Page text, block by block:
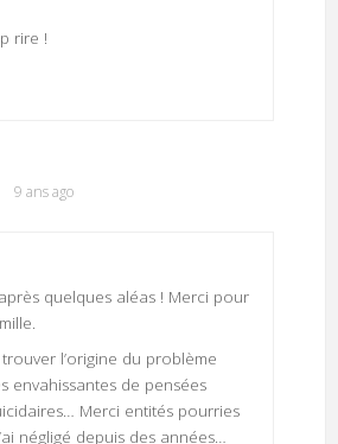
rire !
9 ans ago
quelques aléas ! Merci pour
trouver l’origine du problème
envahissantes de pensées
Merci entités pourries
négligé depuis des années…